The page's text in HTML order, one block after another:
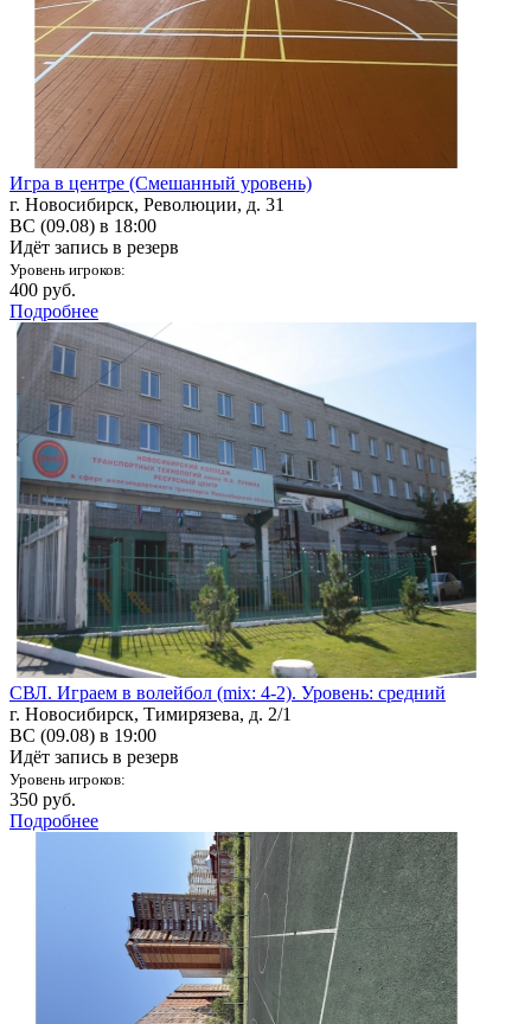
Игра в центре (Смешанный уровень)
г. Новосибирск, Революции, д. 31
ВС (09.08) в 18:00
Идёт запись в резерв
Уровень игроков:
400 руб.
Подробнее
СВЛ. Играем в волейбол (mix: 4-2). Уровень: средний
г. Новосибирск, Тимирязева, д. 2/1
ВС (09.08) в 19:00
Идёт запись в резерв
Уровень игроков:
350 руб.
Подробнее